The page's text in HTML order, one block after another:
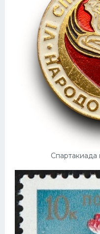
Тренажеры
Интерьер квартиры